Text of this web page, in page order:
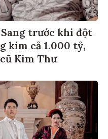
trước khi đột
kim cả 1.000 tỷ,
Kim Thư